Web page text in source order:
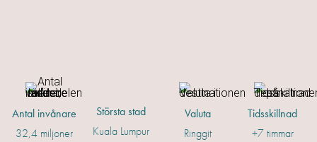
Antal invånare
32,4 miljoner
Största stad
Kuala Lumpur
Valuta
Ringgit
Tidsskillnad
+7 timmar